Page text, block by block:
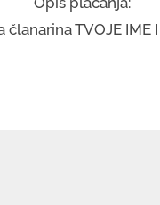
članarina TVOJE IME